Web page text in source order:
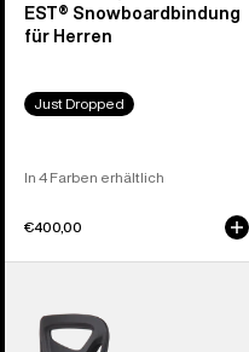
EST® Snowboardbindung
für Herren
Just Dropped
In 4 Farben erhältlich
€400,00
Smalls